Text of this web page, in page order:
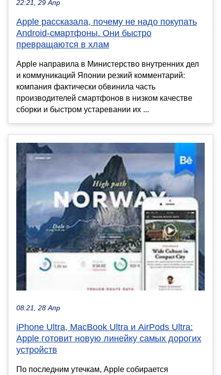
22:21, 29 Апр
Apple рассказала, почему не надо покупать
Android-смартфоны. Они быстро
превращаются в хлам
Apple направила в Министерство внутренних дел
и коммуникаций Японии резкий комментарий:
компания фактически обвинила часть
производителей смартфонов в низком качестве
сборки и быстром устаревании их ...
08:21, 28 Апр
iPhone Ultra, MacBook Ultra и AirPods Ultra:
Apple готовит новую линейку самых дорогих
устройств
По последним утечкам, Apple собирается